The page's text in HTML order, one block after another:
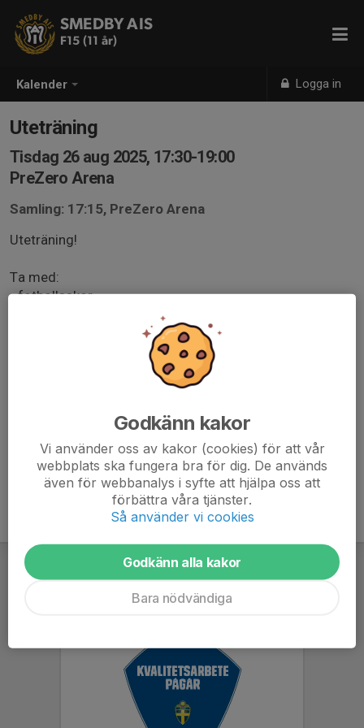
Kalender Logga in
SMEDBY AIS
F15 (11 år)
Uteträning
Tisdag 26 aug 2025, 17:30-19:00
PreZero Arena
Samling: 17:15, PreZero Arena
Uteträning!
Ta med:
- fotbollsskor
Toabesök avklarade innan träningen och smycken/
Godkänn kakor
Vi använder oss av kakor (cookies) för att vår
webbplats ska fungera bra för dig. De används
även för webbanalys i syfte att hjälpa oss att
förbättra våra tjänster.
Så använder vi cookies
Godkänn alla kakor
Bara nödvändiga